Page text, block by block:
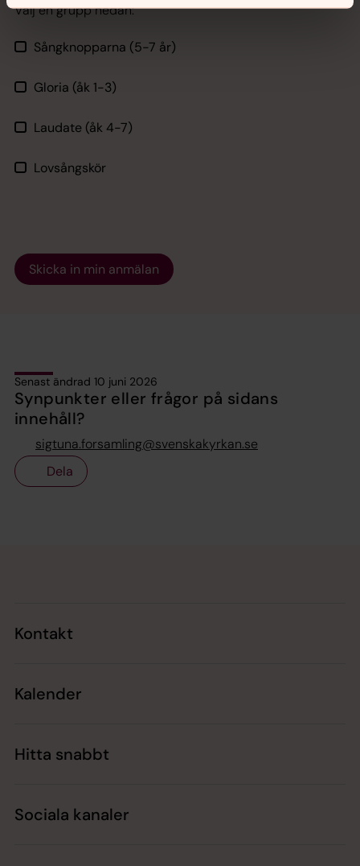
Välj en grupp nedan:
Sångknopparna (5-7 år)
Gloria (åk 1-3)
Laudate (åk 4-7)
Lovsångskör
Skicka in min anmälan
Senast ändrad 10 juni 2026
Synpunkter eller frågor på sidans
innehåll?
sigtuna.forsamling@svenskakyrkan.se
Dela
Kontakt
Kalender
Hitta snabbt
Sociala kanaler